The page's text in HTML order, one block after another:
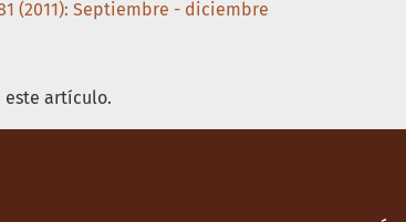
(2011): Septiembre - diciembre
este artículo.